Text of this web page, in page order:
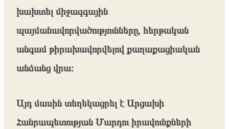
խախտել միջազգային
պայմանավորվածությունները, հերթական
անգամ թիրախավորվելով քաղաքացիական
անձանց վրա։
Այդ մասին տեղեկացրել է Արցախի
Հանրապետության Մարդու իրավունքների